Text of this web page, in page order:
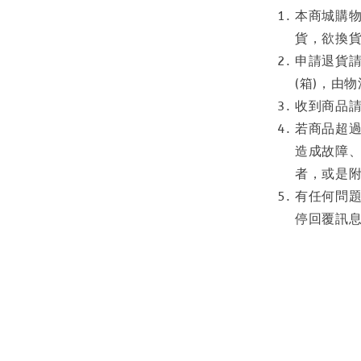
本商城購
貨，欲換
申請退貨
(箱)，由
收到商品
若商品超
造成故障
者，或是
有任何問
停回覆訊